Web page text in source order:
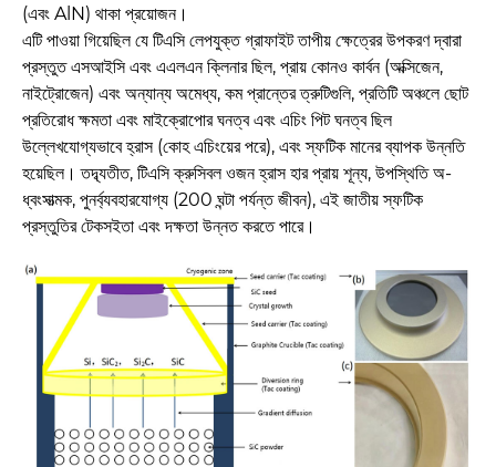
(এবং AlN) থাকা প্রয়োজন।
এটি পাওয়া গিয়েছিল যে টিএসি লেপযুক্ত গ্রাফাইট তাপীয় ক্ষেত্রের উপকরণ দ্বারা
প্রস্তুত এসআইসি এবং এএলএন ক্লিনার ছিল, প্রায় কোনও কার্বন (অক্সিজেন,
নাইট্রোজেন) এবং অন্যান্য অমেধ্য, কম প্রান্তের ত্রুটিগুলি, প্রতিটি অঞ্চলে ছোট
প্রতিরোধ ক্ষমতা এবং মাইক্রোপোর ঘনত্ব এবং এচিং পিট ঘনত্ব ছিল
উল্লেখযোগ্যভাবে হ্রাস (কোহ এচিংয়ের পরে), এবং স্ফটিক মানের ব্যাপক উন্নতি
হয়েছিল। তদ্ব্যতীত, টিএসি ক্রুসিবল ওজন হ্রাস হার প্রায় শূন্য, উপস্থিতি অ-
ধ্বংসাত্মক, পুনর্ব্যবহারযোগ্য (200 ঘন্টা পর্যন্ত জীবন), এই জাতীয় স্ফটিক
প্রস্তুতির টেকসইতা এবং দক্ষতা উন্নত করতে পারে।